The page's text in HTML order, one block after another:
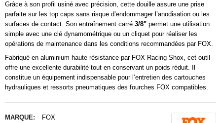
Grâce à son profil usiné avec précision, cette douille assure une prise
parfaite sur les top caps sans risque d’endommager l’anodisation ou les
surfaces de contact. Son entraînement carré 3/8" permet une utilisation
simple avec une clé dynamométrique ou un cliquet pour réaliser les
opérations de maintenance dans les conditions recommandées par FOX.
Fabriqué en aluminium haute résistance par FOX Racing Shox, cet outil
offre une excellente durabilité tout en conservant un poids réduit. Il
constitue un équipement indispensable pour l’entretien des cartouches
hydrauliques et ressorts pneumatiques des fourches FOX compatibles.
MARQUE:
FOX